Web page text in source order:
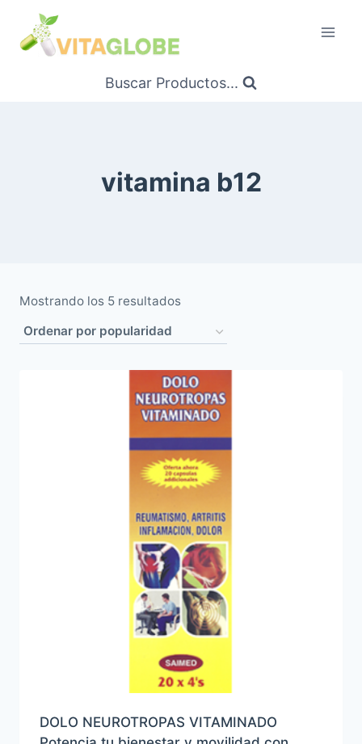
Contenido
Buscar Productos...
vitamina b12
Mostrando los 5 resultadosOrdenado
popularidad
DOLO NEUROTROPAS VITAMINADO